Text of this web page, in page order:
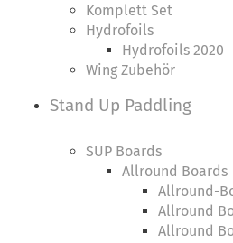
Komplett Set
Hydrofoils
Hydrofoils 2020
Wing Zubehör
Stand Up Paddling
SUP Boards
Allround Boards
Allround-
Allround
Allround